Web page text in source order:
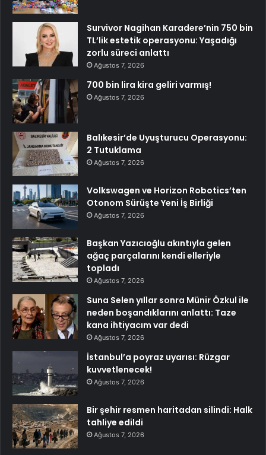
Survivor Nagihan Karadere’nin 750 bin
TL’lik estetik operasyonu: Yaşadığı
zorlu süreci anlattı
Ağustos 7, 2026
700 bin lira kira geliri varmış!
Ağustos 7, 2026
Balıkesir’de Uyuşturucu Operasyonu:
2 Tutuklama
Ağustos 7, 2026
Volkswagen ve Horizon Robotics’ten
Otonom Sürüşte Yeni İş Birliği
Ağustos 7, 2026
Başkan Yazıcıoğlu akıntıyla gelen
ağaç parçalarını kendi elleriyle
topladı
Ağustos 7, 2026
Suna Selen yıllar sonra Münir Özkul ile
neden boşandıklarını anlattı: Taze
kana ihtiyacım var dedi
Ağustos 7, 2026
İstanbul’a poyraz uyarısı: Rüzgar
kuvvetlenecek!
Ağustos 7, 2026
Bir şehir resmen haritadan silindi: Halk
tahliye edildi
Ağustos 7, 2026